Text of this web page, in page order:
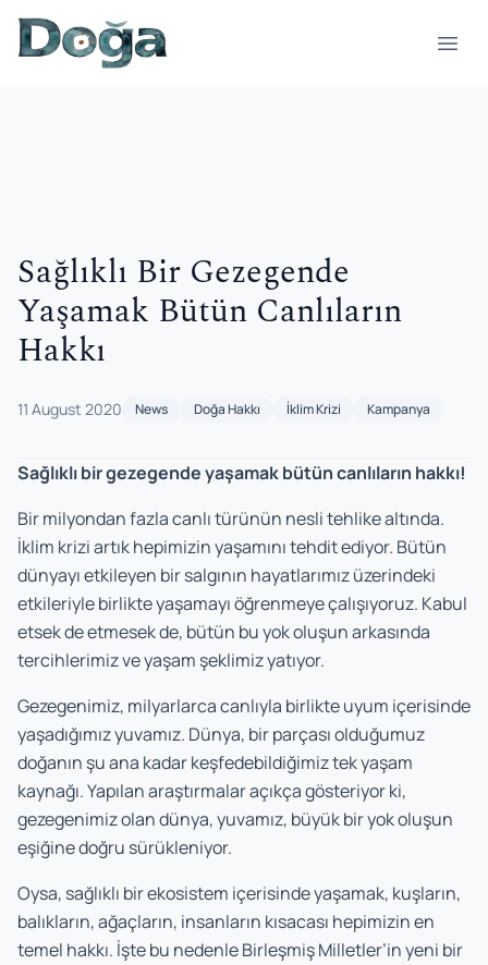
Skip to content
Sağlıklı Bir Gezegende
Yaşamak Bütün Canlıların
Hakkı
11 August 2020 News Doğa Hakkı İklim Krizi Kampanya
Sağlıklı bir gezegende yaşamak bütün canlıların hakkı!
Bir milyondan fazla canlı türünün nesli tehlike altında.
İklim krizi artık hepimizin yaşamını tehdit ediyor. Bütün
dünyayı etkileyen bir salgının hayatlarımız üzerindeki
etkileriyle birlikte yaşamayı öğrenmeye çalışıyoruz. Kabul
etsek de etmesek de, bütün bu yok oluşun arkasında
tercihlerimiz ve yaşam şeklimiz yatıyor.
Gezegenimiz, milyarlarca canlıyla birlikte uyum içerisinde
yaşadığımız yuvamız. Dünya, bir parçası olduğumuz
doğanın şu ana kadar keşfedebildiğimiz tek yaşam
kaynağı. Yapılan araştırmalar açıkça gösteriyor ki,
gezegenimiz olan dünya, yuvamız, büyük bir yok oluşun
eşiğine doğru sürükleniyor.
Oysa, sağlıklı bir ekosistem içerisinde yaşamak, kuşların,
balıkların, ağaçların, insanların kısacası hepimizin en
temel hakkı. İşte bu nedenle Birleşmiş Milletler’in yeni bir